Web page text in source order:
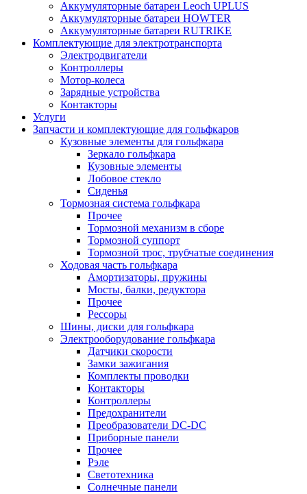
Аккумуляторные батареи Leoch UPLUS
Аккумуляторные батареи HOWTER
Аккумуляторные батареи RUTRIKE
Комплектующие для электротранспорта
Электродвигатели
Контроллеры
Мотор-колеса
Зарядные устройства
Контакторы
Услуги
Запчасти и комплектующие для гольфкаров
Кузовные элементы для гольфкара
Зеркало гольфкара
Кузовные элементы
Лобовое стекло
Сиденья
Тормозная система гольфкара
Прочее
Тормозной механизм в сборе
Тормозной суппорт
Тормозной трос, трубчатые соединения
Ходовая часть гольфкара
Амортизаторы, пружины
Мосты, балки, редуктора
Прочее
Рессоры
Шины, диски для гольфкара
Электрооборудование гольфкара
Датчики скорости
Замки зажигания
Комплекты проводки
Контакторы
Контроллеры
Предохранители
Преобразователи DC-DC
Приборные панели
Прочее
Рэле
Светотехника
Солнечные панели